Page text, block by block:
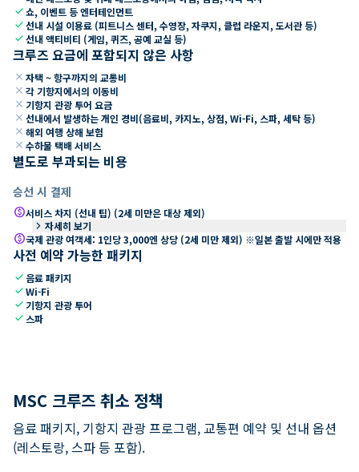
check쇼, 이벤트 등 엔터테인먼트
check선내 시설 이용료 (피트니스 센터, 수영장, 자쿠지, 클럽 라운지, 도서관 등)
check선내 액티비티 (게임, 퀴즈, 공예 교실 등)
크루즈 요금에 포함되지 않은 사항
close 자택 ~ 항구까지의 교통비
close 각 기항지에서의 이동비
close 기항지 관광 투어 요금
close 선내에서 발생하는 개인 경비(음료비, 카지노, 상점, Wi-Fi, 스파, 세탁 등)
close 해외 여행 상해 보험
close 수하물 택배 서비스
별도로 부과되는 비용
승선 시 결제
paid서비스 차지 (선내 팁) (2세 미만은 대상 제외)
keyboard_arrow_right 자세히 보기
paid국제 관광 여객세: 1인당 3,000엔 상당 (2세 미만 제외) ※일본 출발 시에만 적용
사전 예약 가능한 패키지
check 음료 패키지
checkWi-Fi
check 기항지 관광 투어
check 스파
MSC 크루즈 취소 정책
음료 패키지, 기항지 관광 프로그램, 교통편 예약 및 선내 옵션
(레스토랑, 스파 등 포함).